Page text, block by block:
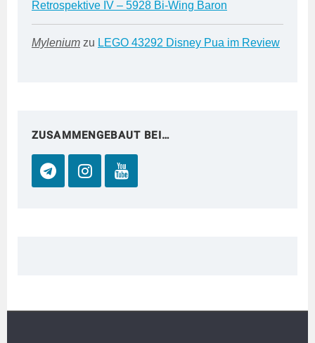
Retrospektive IV – 5928 Bi-Wing Baron
Mylenium zu LEGO 43292 Disney Pua im Review
ZUSAMMENGEBAUT BEI…